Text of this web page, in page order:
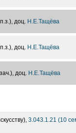
доц. Н.Е.Тащёва
доц. Н.Е.Тащёва
доц. Н.Е.Тащёва
3.043.1.21 (10